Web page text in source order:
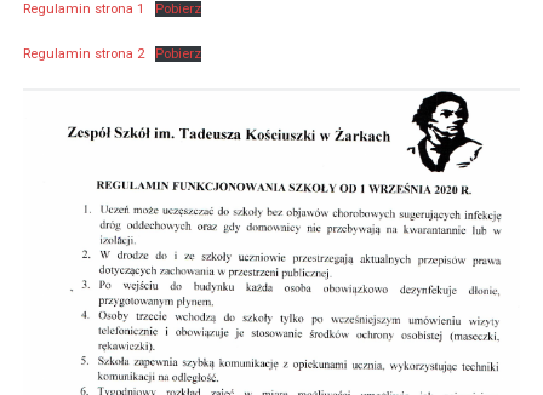
Regulamin strona 1 Pobierz
Regulamin strona 2 Pobierz